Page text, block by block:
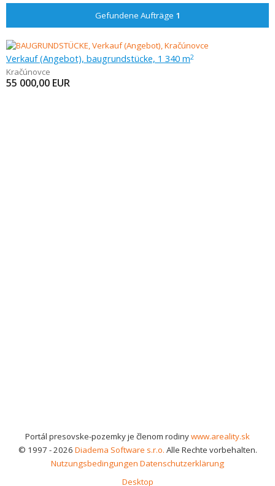
Gefundene Aufträge 1
Verkauf (Angebot), baugrundstücke, 1 340 m2
Kračúnovce
55 000,00 EUR
Portál presovske-pozemky je členom rodinywww.areality.sk
© 1997 - 2026 Diadema Software s.r.o. Alle Rechte vorbehalten.
Nutzungsbedingungen Datenschutzerklärung
Desktop